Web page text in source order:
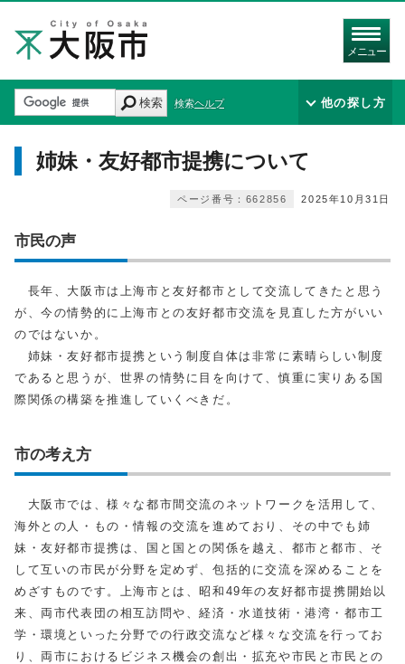
メニュー
検索 検索ヘルプ 他の探し方
姉妹・友好都市提携について
2025年10月31日
ページ番号：662856
市民の声
長年、大阪市は上海市と友好都市として交流してきたと思う
が、今の情勢的に上海市との友好都市交流を見直した方がいい
のではないか。
姉妹・友好都市提携という制度自体は非常に素晴らしい制度
であると思うが、世界の情勢に目を向けて、慎重に実りある国
際関係の構築を推進していくべきだ。
市の考え方
大阪市では、様々な都市間交流のネットワークを活用して、
海外との人・もの・情報の交流を進めており、その中でも姉
妹・友好都市提携は、国と国との関係を越え、都市と都市、そ
して互いの市民が分野を定めず、包括的に交流を深めることを
めざすものです。上海市とは、昭和49年の友好都市提携開始以
来、両市代表団の相互訪問や、経済・水道技術・港湾・都市工
学・環境といった分野での行政交流など様々な交流を行ってお
り、両市におけるビジネス機会の創出・拡充や市民と市民との